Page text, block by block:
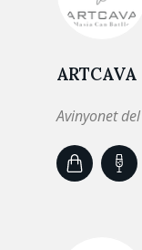
ARTCAVA
Avinyonet